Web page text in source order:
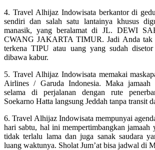
4. Travel Alhijaz Indowisata berkantor di
sendiri dan salah satu lantainya khusus
manasik, yang beralamat di JL. DEWI
CWANG JAKARTA TIMUR. Jadi Anda tak
terkena TIPU atau uang yang sudah
dibawa kabur.
5. Travel Alhijaz Indowisata memakai
Airlines / Garuda Indonesia. Maka jamaah
selama di perjalanan dengan rute
Soekarno Hatta langsung Jeddah tanpa transit
6. Travel Alhijaz Indowisata mempunyai
hari sabtu, hal ini mempertimbangkan jamaah
tidak terlalu lama dan juga sanak saudara
luang waktunya. Sholat Jum’at bisa jadwal di